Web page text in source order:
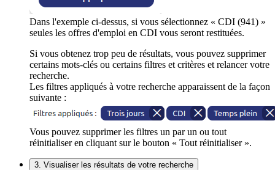
Dans l'exemple ci-dessus, si vous sélectionnez « CDI (941) »
seules les offres d'emploi en CDI vous seront restituées.
Si vous obtenez trop peu de résultats, vous pouvez supprimer
certains mots-clés ou certains filtres et critères et relancer votre
recherche.
Les filtres appliqués à votre recherche apparaissent de la façon
suivante :
Vous pouvez supprimer les filtres un par un ou tout
réinitialiser en cliquant sur le bouton « Tout réinitialiser ».
3. Visualiser les résultats de votre recherche